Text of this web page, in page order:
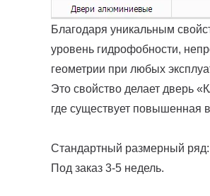
Благодаря уникальным
уровень гидрофобности,
геометрии при любых
Это свойство делает дверь
где существует повышенная
Стандартный размерный
Под заказ 3-5 недель.